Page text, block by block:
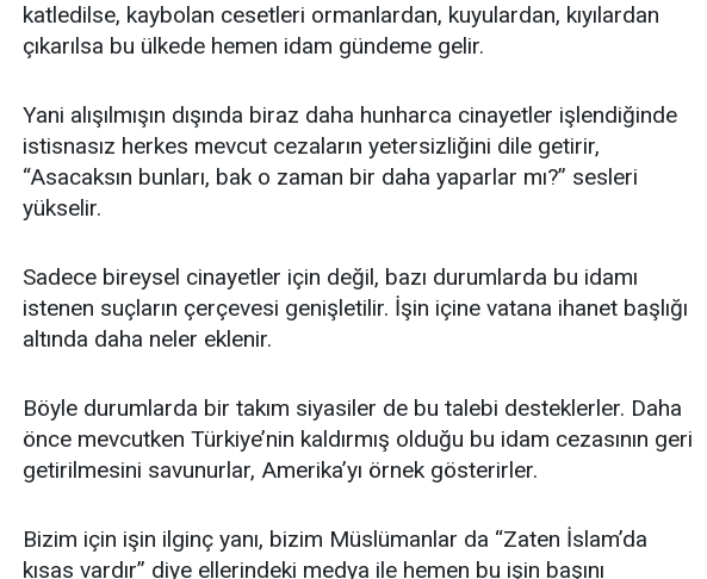
katledilse, kaybolan cesetleri ormanlardan, kuyulardan, kıyılardan
çıkarılsa bu ülkede hemen idam gündeme gelir.
Yani alışılmışın dışında biraz daha hunharca cinayetler işlendiğinde
istisnasız herkes mevcut cezaların yetersizliğini dile getirir,
“Asacaksın bunları, bak o zaman bir daha yaparlar mı?” sesleri
yükselir.
Sadece bireysel cinayetler için değil, bazı durumlarda bu idamı
istenen suçların çerçevesi genişletilir. İşin içine vatana ihanet başlığı
altında daha neler eklenir.
Böyle durumlarda bir takım siyasiler de bu talebi desteklerler. Daha
önce mevcutken Türkiye’nin kaldırmış olduğu bu idam cezasının geri
getirilmesini savunurlar, Amerika’yı örnek gösterirler.
Bizim için işin ilginç yanı, bizim Müslümanlar da “Zaten İslam’da
kısas vardır” diye ellerindeki medya ile hemen bu işin başını